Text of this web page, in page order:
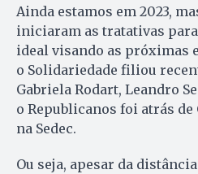
Ainda estamos em 2023,
iniciaram as tratativas
ideal visando as próximas
o Solidariedade filiou
Gabriela Rodart, Leandro
o Republicanos foi atrás de
na Sedec.
Ou seja, apesar da